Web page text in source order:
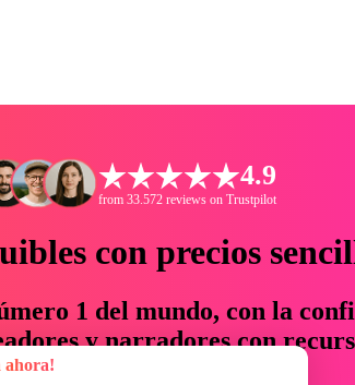
4.9
from 33.572 reviews on Trustpilot
con precios
1 del mundo, con la
y narradores con
en tiempo y presupuesto.